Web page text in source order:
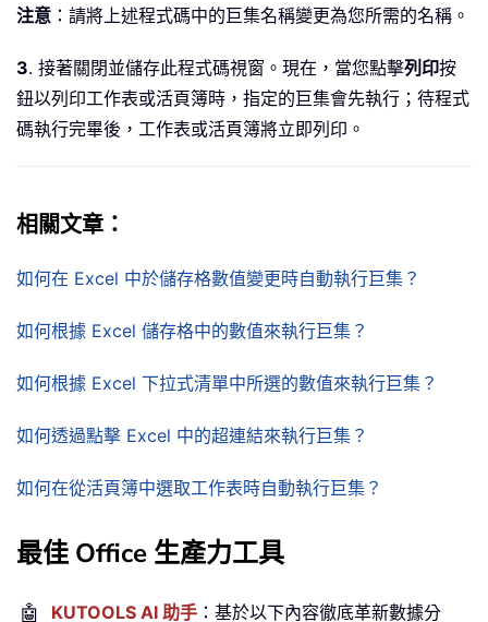
注意 ：請將上述程式碼中的巨集名稱變更為您所需的名稱。
3. 接著關閉並儲存此程式碼視窗。現在，當您點擊列印按
鈕以列印工作表或活頁簿時，指定的巨集會先執行；待程式
碼執行完畢後，工作表或活頁簿將立即列印。
相關文章：
如何在 Excel 中於儲存格數值變更時自動執行巨集？
如何根據 Excel 儲存格中的數值來執行巨集？
如何根據 Excel 下拉式清單中所選的數值來執行巨集？
如何透過點擊 Excel 中的超連結來執行巨集？
如何在從活頁簿中選取工作表時自動執行巨集？
最佳 Office 生產力工具
🤖 KUTOOLS AI 助手 ：基於以下內容徹底革新數據分